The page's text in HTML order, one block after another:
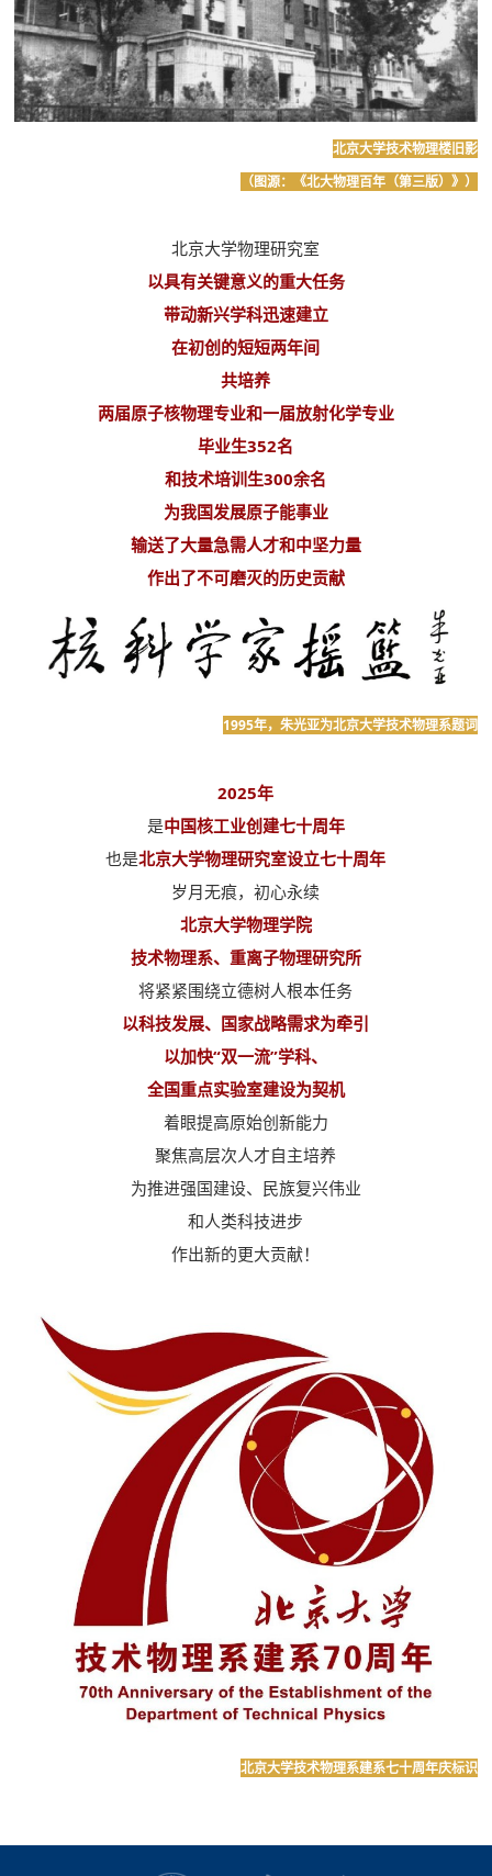
北京大学技术物理楼旧影
（图源：《北大物理百年（第三版）》）
北京大学物理研究室
以具有关键意义的重大任务
带动新兴学科迅速建立
在初创的短短两年间
共培养
两届原子核物理专业和一届放射化学专业
毕业生352名
和技术培训生300余名
为我国发展原子能事业
输送了大量急需人才和中坚力量
作出了不可磨灭的历史贡献
1995年，朱光亚为北京大学技术物理系题词
2025年
是中国核工业创建七十周年
也是北京大学物理研究室设立七十周年
岁月无痕，初心永续
北京大学物理学院
技术物理系、重离子物理研究所
将紧紧围绕立德树人根本任务
以科技发展、国家战略需求为牵引
以加快“双一流”学科、
全国重点实验室建设为契机
着眼提高原始创新能力
聚焦高层次人才自主培养
为推进强国建设、民族复兴伟业
和人类科技进步
作出新的更大贡献！
北京大学技术物理系建系七十周年庆标识